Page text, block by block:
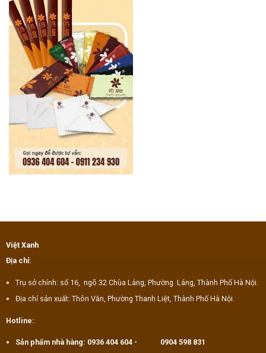
Việt Xanh
Địa chỉ:
Trụ sở chính: số 16, ngõ 32 Chùa Láng, Phường Láng, Thành Phố Hà Nội.
Địa chỉ sản xuất: Thôn Văn, Phường Thanh Liệt, Thành Phố Hà Nội.
Hotline:
Sản phẩm nhà hàng: 0936 404 604- 0904 598 831